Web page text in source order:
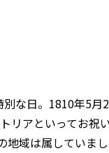
な日。1810年5
リアといってお祝
地域は属していま